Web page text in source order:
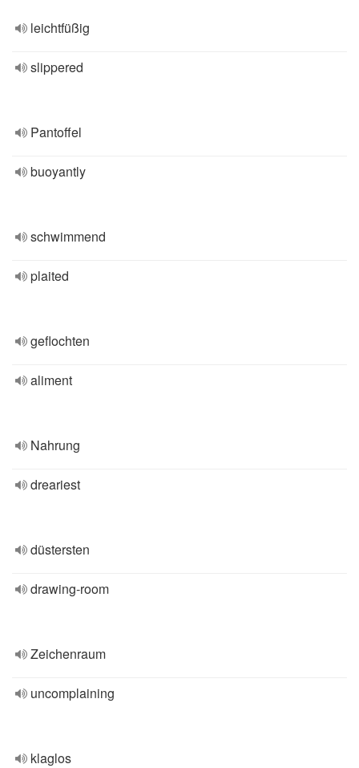
leichtfüßig
slippered
Pantoffel
buoyantly
schwimmend
plaited
geflochten
aliment
Nahrung
dreariest
düstersten
drawing-room
Zeichenraum
uncomplaining
klaglos